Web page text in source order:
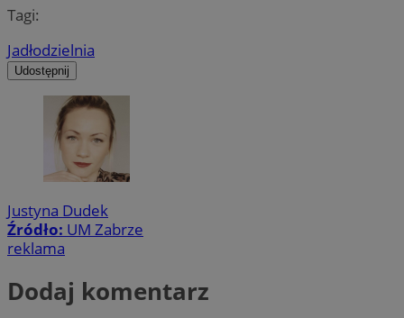
Tagi:
Jadłodzielnia
Udostępnij
Justyna Dudek
Źródło: UM Zabrze
reklama
Dodaj komentarz